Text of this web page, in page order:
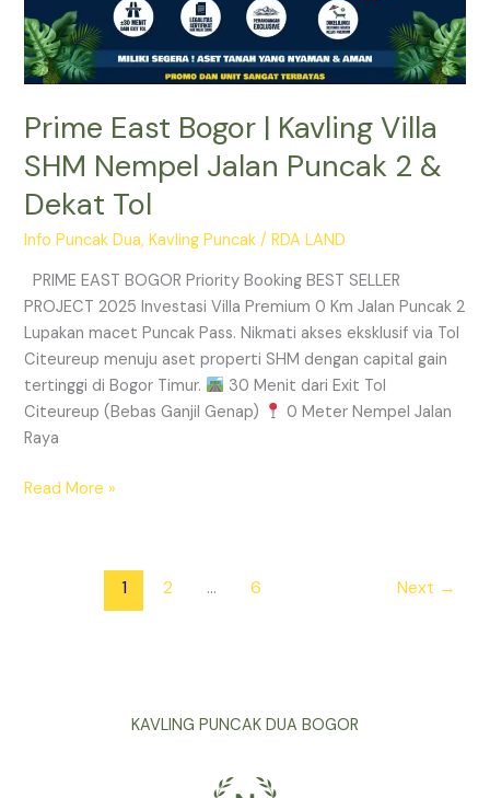
Prime East Bogor | Kavling Villa
SHM Nempel Jalan Puncak 2 &
Dekat Tol
Info Puncak Dua,Kavling Puncak /RDA LAND
PRIME EAST BOGOR Priority Booking BEST SELLER
PROJECT 2025 Investasi Villa Premium 0 Km Jalan Puncak 2
Lupakan macet Puncak Pass. Nikmati akses eksklusif via Tol
Citeureup menuju aset properti SHM dengan capital gain
tertinggi di Bogor Timur.
30 Menit dari Exit Tol
Citeureup (Bebas Ganjil Genap)
0 Meter Nempel Jalan
Raya
Read More »
1 2 … 6 Next →
KAVLING PUNCAK DUA BOGOR